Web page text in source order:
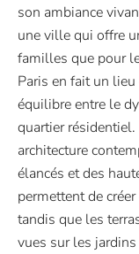
son ambiance
une ville qui offre
familles que pour
Paris en fait un
équilibre entre le
quartier résidentiel.
architecture
élancés et des
permettent de
tandis que les
vues sur les